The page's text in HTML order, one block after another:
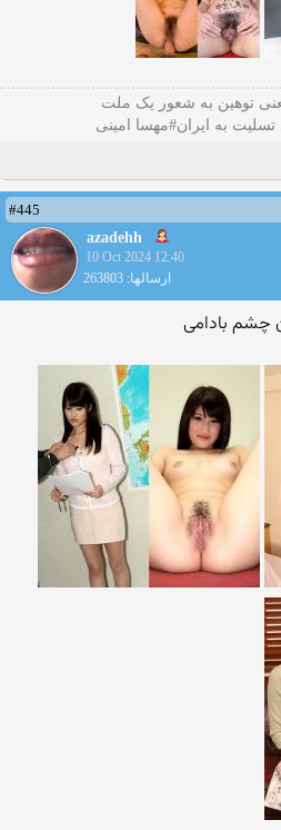
توهین به شعور یک ملت
به ایران#مهسا امینی
#445
azadehh
10 Oct 2024 12:40
ارسالها: 263803
چشم بادامی